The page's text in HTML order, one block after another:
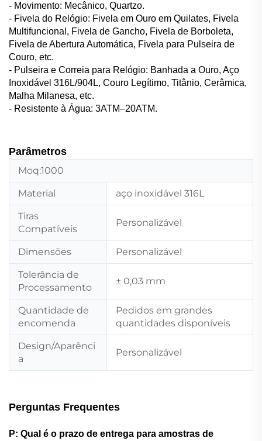
- Movimento: Mecânico, Quartzo.
- Fivela do Relógio: Fivela em Ouro em Quilates, Fivela
Multifuncional, Fivela de Gancho, Fivela de Borboleta,
Fivela de Abertura Automática, Fivela para Pulseira de
Couro, etc.
- Pulseira e Correia para Relógio: Banhada a Ouro, Aço
Inoxidável 316L/904L, Couro Legítimo, Titânio, Cerâmica,
Malha Milanesa, etc.
- Resistente à Água: 3ATM–20ATM.
Parâmetros
Moq:1000
Material aço inoxidável 316L
Tiras
Compatíveis
Personalizável
Dimensões Personalizável
Tolerância de
Processamento
± 0,03 mm
Quantidade de
encomenda
Pedidos em grandes
quantidades disponíveis
Design/Aparênci
a
Personalizável
Perguntas Frequentes
P: Qual é o prazo de entrega para amostras de